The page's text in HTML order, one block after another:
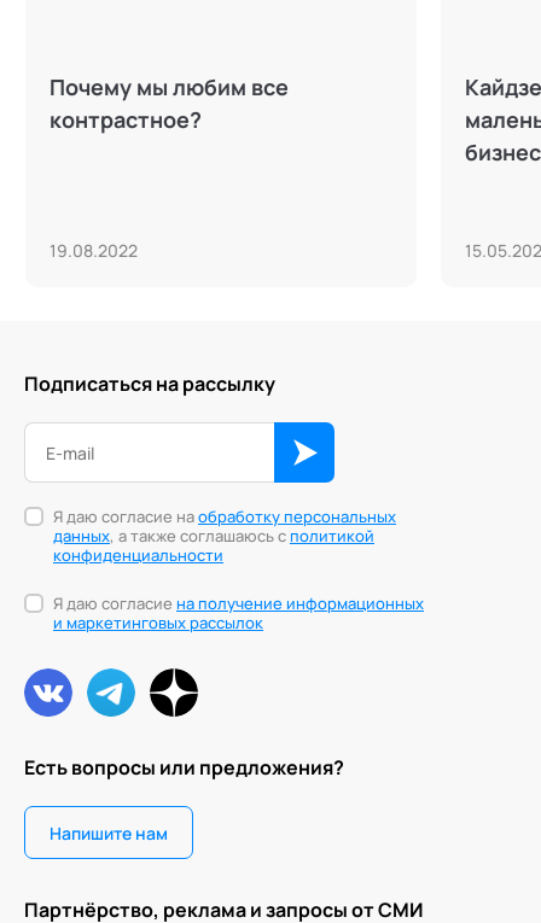
Почему мы любим все
контрастное?
19.08.2022
бизнес
Есть вопросы или предложения?
Напишите нам
Партнёрство, реклама и запросы от СМИ
Подписаться на рассылку
Я даю согласие наобработку персональных
данных, а также соглашаюсь сполитикой
конфиденциальности
Я даю согласие на получение информационных
и маркетинговых рассылок